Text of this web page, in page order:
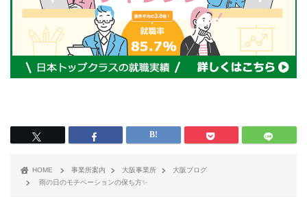
HOME 事業所案内 大阪事業所
大阪ブログ
雨の日のモチベーションの保ち方✨